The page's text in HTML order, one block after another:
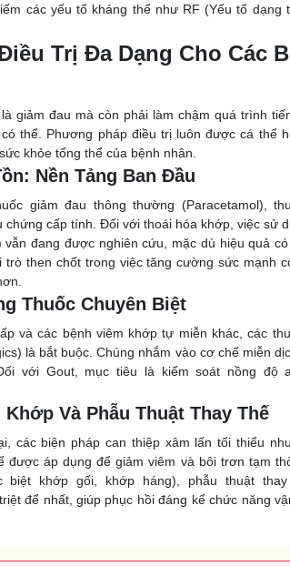
các yếu tố kháng thể như RF (Yếu tố dạng
Trị Đa Dạng Cho Các
giảm đau mà còn phải làm chậm quá trình
thể. Phương pháp điều trị luôn được cá thể
khỏe tổng thể của bệnh nhân.
Nền Tảng Ban Đầu
giảm đau thông thường (Paracetamol),
chứng cấp tính. Đối với thoái hóa khớp, việc sử
vẫn đang được nghiên cứu, mặc dù hiệu quả
trò then chốt trong việc tăng cường sức mạnh
Thuốc Chuyên Biệt
và các bệnh viêm khớp tự miễn khác, các
là bắt buộc. Chúng nhắm vào cơ chế miễn
với Gout, mục tiêu là kiểm soát nồng độ
Và Phẫu Thuật Thay Thế
các biện pháp can thiệp xâm lấn tối thiểu
được áp dụng để giảm viêm và bôi trơn tạm
biệt khớp gối, khớp háng), phẫu thuật
để nhất, giúp phục hồi đáng kể chức năng